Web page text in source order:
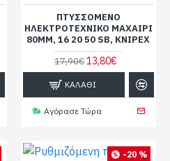
ΠΤΥΣΣΌΜΕΝΟ
ΗΛΕΚΤΡΟΤΕΧΝΙΚΌ ΜΑΧΑΊΡΙ
80MM, 16 20 50 SB, KNIPEX
17,90€13,80€
ΚΑΛΆΘΙ
Αγόρασε Τώρα
-20 %